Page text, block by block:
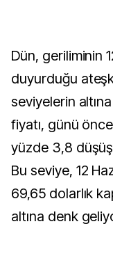
Dün, geriliminin
duyurduğu
seviyelerin
fiyatı, günü
yüzde 3,8
Bu seviye, 12
69,65 dolarlık
altına denk